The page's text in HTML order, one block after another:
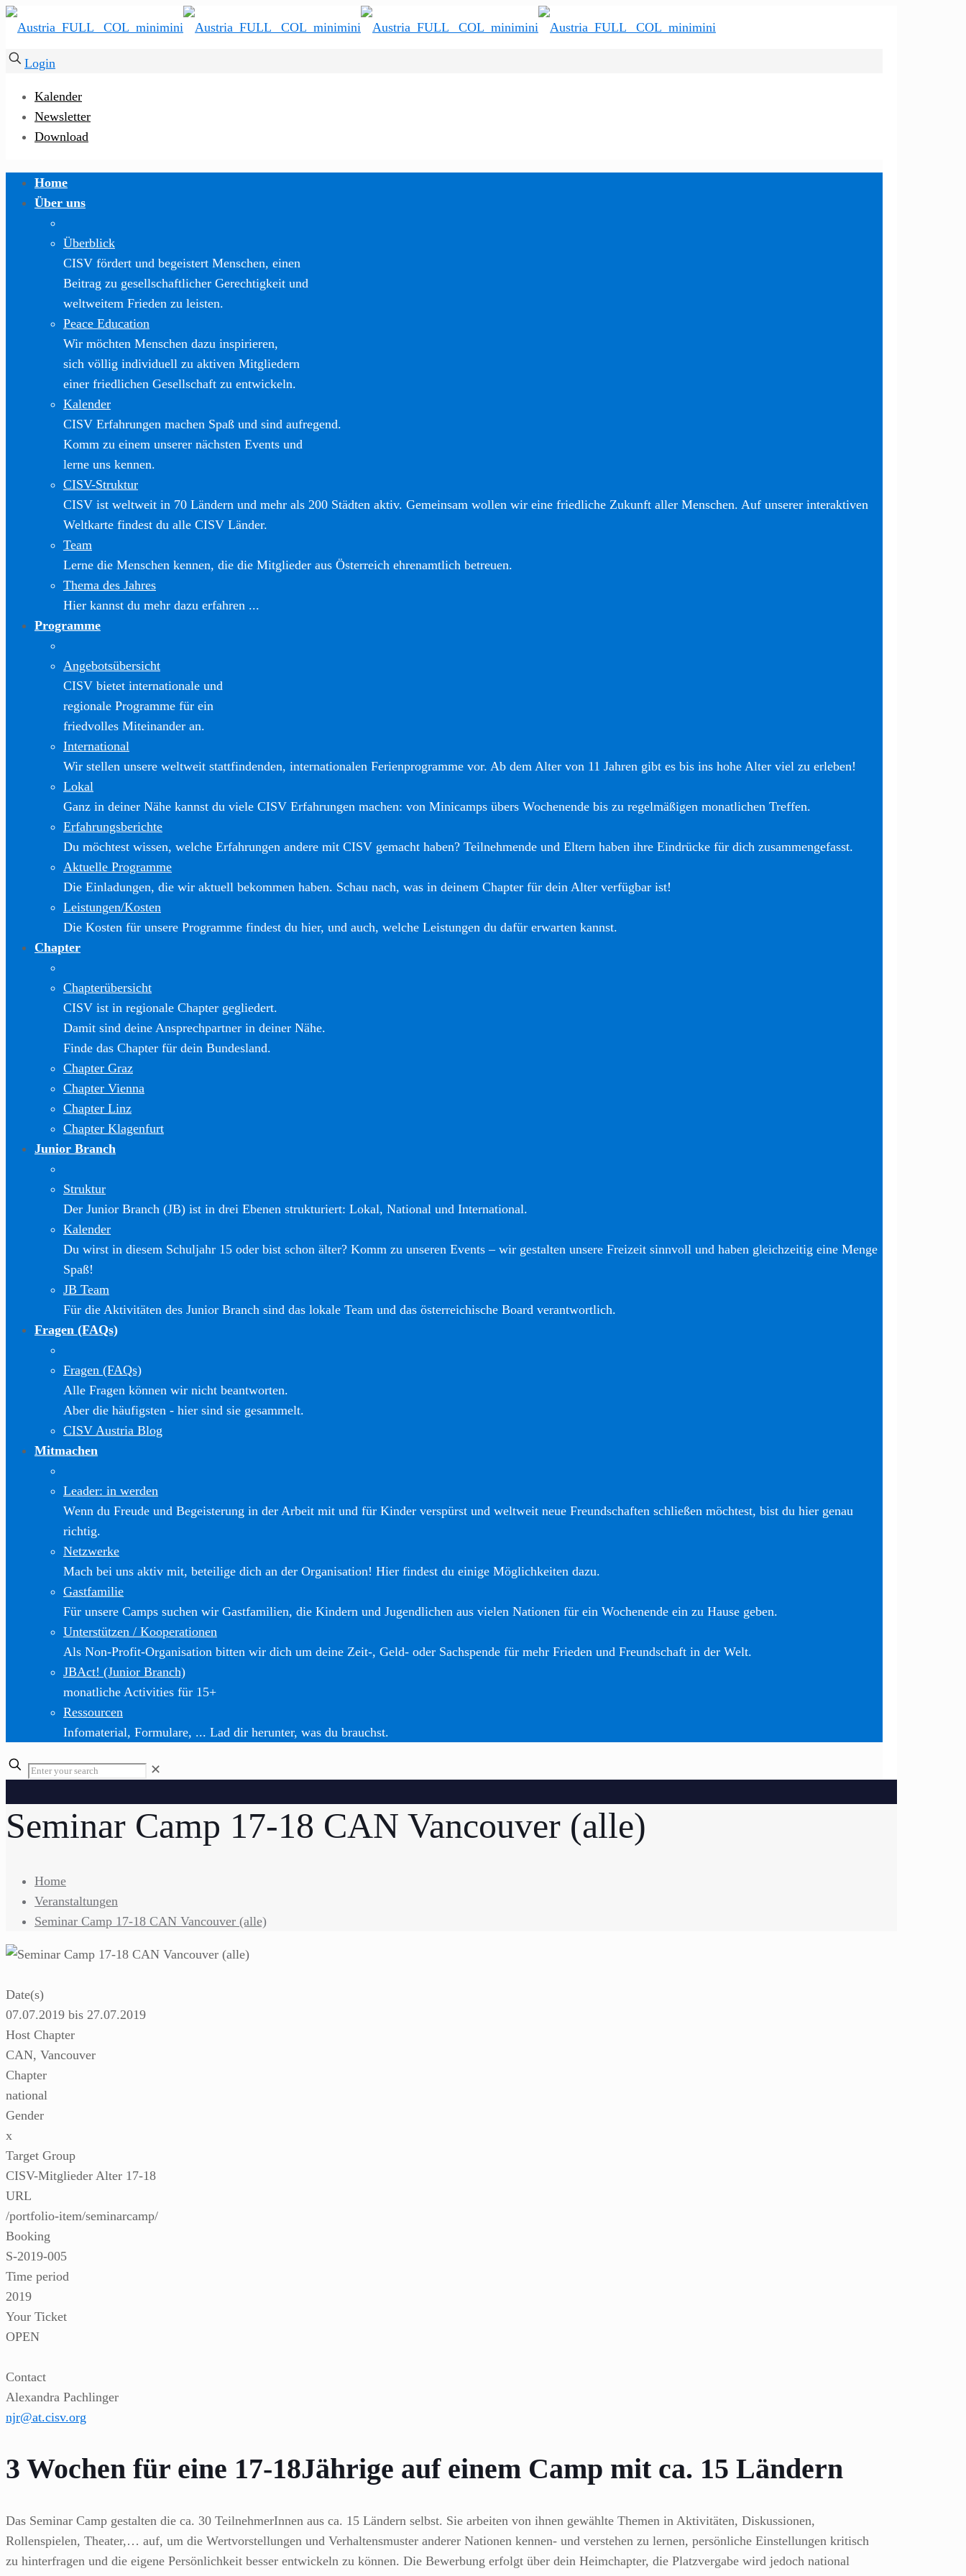
Login
Kalender
Newsletter
Download
Home
Über uns
Überblick
CISV fördert und begeistert Menschen, einen
Beitrag zu gesellschaftlicher Gerechtigkeit und
weltweitem Frieden zu leisten.
Peace Education
Wir möchten Menschen dazu inspirieren,
sich völlig individuell zu aktiven Mitgliedern
einer friedlichen Gesellschaft zu entwickeln.
Kalender
CISV Erfahrungen machen Spaß und sind aufregend.
Komm zu einem unserer nächsten Events und
lerne uns kennen.
CISV-Struktur
CISV ist weltweit in 70 Ländern und mehr als 200 Städten aktiv. Gemeinsam wollen wir eine friedliche Zukunft aller Menschen. Auf unserer interaktiven
Weltkarte findest du alle CISV Länder.
Team
Lerne die Menschen kennen, die die Mitglieder aus Österreich ehrenamtlich betreuen.
Thema des Jahres
Hier kannst du mehr dazu erfahren ...
Programme
Angebotsübersicht
CISV bietet internationale und
regionale Programme für ein
friedvolles Miteinander an.
International
Wir stellen unsere weltweit stattfindenden, internationalen Ferienprogramme vor. Ab dem Alter von 11 Jahren gibt es bis ins hohe Alter viel zu erleben!
Lokal
Ganz in deiner Nähe kannst du viele CISV Erfahrungen machen: von Minicamps übers Wochenende bis zu regelmäßigen monatlichen Treffen.
Erfahrungsberichte
Du möchtest wissen, welche Erfahrungen andere mit CISV gemacht haben? Teilnehmende und Eltern haben ihre Eindrücke für dich zusammengefasst.
Aktuelle Programme
Die Einladungen, die wir aktuell bekommen haben. Schau nach, was in deinem Chapter für dein Alter verfügbar ist!
Leistungen/Kosten
Die Kosten für unsere Programme findest du hier, und auch, welche Leistungen du dafür erwarten kannst.
Chapter
Chapterübersicht
CISV ist in regionale Chapter gegliedert.
Damit sind deine Ansprechpartner in deiner Nähe.
Finde das Chapter für dein Bundesland.
Chapter Graz
Chapter Vienna
Chapter Linz
Chapter Klagenfurt
Junior Branch
Struktur
Der Junior Branch (JB) ist in drei Ebenen strukturiert: Lokal, National und International.
Kalender
Du wirst in diesem Schuljahr 15 oder bist schon älter? Komm zu unseren Events – wir gestalten unsere Freizeit sinnvoll und haben gleichzeitig eine Menge
Spaß!
JB Team
Für die Aktivitäten des Junior Branch sind das lokale Team und das österreichische Board verantwortlich.
Fragen (FAQs)
Fragen (FAQs)
Alle Fragen können wir nicht beantworten.
Aber die häufigsten - hier sind sie gesammelt.
CISV Austria Blog
Mitmachen
Leader: in werden
Wenn du Freude und Begeisterung in der Arbeit mit und für Kinder verspürst und weltweit neue Freundschaften schließen möchtest, bist du hier genau
richtig.
Netzwerke
Mach bei uns aktiv mit, beteilige dich an der Organisation! Hier findest du einige Möglichkeiten dazu.
Gastfamilie
Für unsere Camps suchen wir Gastfamilien, die Kindern und Jugendlichen aus vielen Nationen für ein Wochenende ein zu Hause geben.
Unterstützen / Kooperationen
Als Non-Profit-Organisation bitten wir dich um deine Zeit-, Geld- oder Sachspende für mehr Frieden und Freundschaft in der Welt.
JBAct! (Junior Branch)
monatliche Activities für 15+
Ressourcen
Infomaterial, Formulare, ... Lad dir herunter, was du brauchst.
✕
Seminar Camp 17-18 CAN Vancouver (alle)
Home
Veranstaltungen
Seminar Camp 17-18 CAN Vancouver (alle)
Date(s)
07.07.2019 bis 27.07.2019
Host Chapter
CAN, Vancouver
Chapter
national
Gender
x
Target Group
CISV-Mitglieder Alter 17-18
URL
/portfolio-item/seminarcamp/
Booking
S-2019-005
Time period
2019
Your Ticket
OPEN
Contact
Alexandra Pachlinger
njr@at.cisv.org
3 Wochen für eine 17-18Jährige auf einem Camp mit ca. 15 Ländern
Das Seminar Camp gestalten die ca. 30 TeilnehmerInnen aus ca. 15 Ländern selbst. Sie arbeiten von ihnen gewählte Themen in Aktivitäten, Diskussionen,
Rollenspielen, Theater,… auf, um die Wertvorstellungen und Verhaltensmuster anderer Nationen kennen- und verstehen zu lernen, persönliche Einstellungen kritisch
zu hinterfragen und die eigene Persönlichkeit besser entwickeln zu können. Die Bewerbung erfolgt über dein Heimchapter, die Platzvergabe wird jedoch national